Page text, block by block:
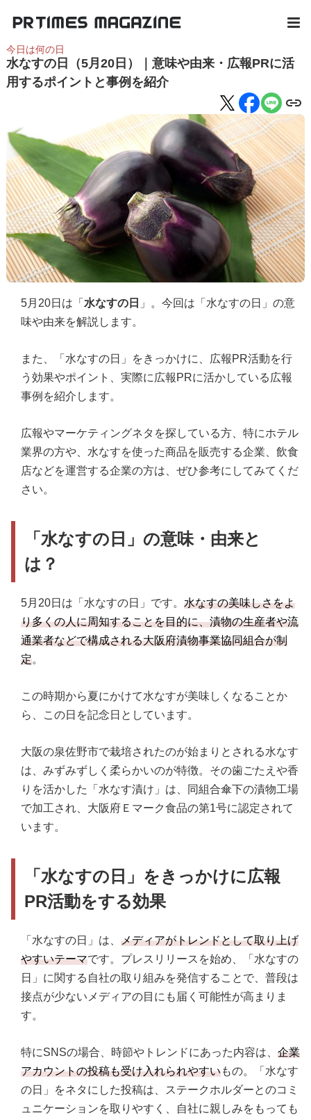
今日は何の日
水なすの日（5月20日）｜意味や由来・広報PRに活
用するポイントと事例を紹介
5月20日は「 水なすの日 」。今回は「水なすの日」の意
味や由来を解説します。
また、「水なすの日」をきっかけに、広報PR活動を行
う効果やポイント、実際に広報PRに活かしている広報
事例を紹介します。
広報やマーケティングネタを探している方、特にホテル
業界の方や、水なすを使った商品を販売する企業、飲食
店などを運営する企業の方は、ぜひ参考にしてみてくだ
さい。
「水なすの日」の意味・由来と
は？
5月20日は「水なすの日」です。 水なすの美味しさをよ
り多くの人に周知することを目的に、漬物の生産者や流
通業者などで構成される大阪府漬物事業協同組合が制
定。
この時期から夏にかけて水なすが美味しくなることか
ら、この日を記念日としています。
大阪の泉佐野市で栽培されたのが始まりとされる水なす
は、みずみずしく柔らかいのが特徴。その歯ごたえや香
りを活かした「水なす漬け」は、同組合傘下の漬物工場
で加工され、大阪府Ｅマーク食品の第1号に認定されて
います。
「水なすの日」をきっかけに広報
PR活動をする効果
「水なすの日」は、 メディアがトレンドとして取り上げ
やすいテーマです。プレスリリースを始め、「水なすの
日」に関する自社の取り組みを発信することで、普段は
接点が少ないメディアの目にも届く可能性が高まりま
す。
特にSNSの場合、時節やトレンドにあった内容は、 企業
アカウントの投稿も受け入れられやすいもの。「水なす
の日」をネタにした投稿は、ステークホルダーとのコミ
ュニケーションを取りやすく、自社に親しみをもっても